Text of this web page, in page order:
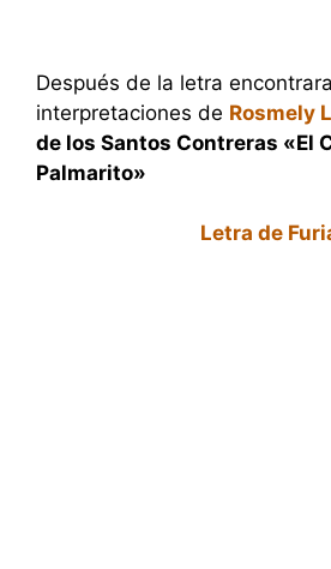
Después de la letra
interpretaciones de Rosmely
de los Santos Contreras «El
Palmarito»
Letra de